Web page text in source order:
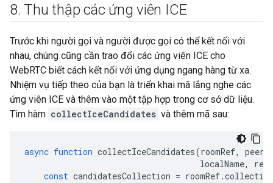
8. Thu thập các ứng viên ICE
Trước khi người gọi và người được gọi có thể kết nối với
nhau, chúng cũng cần trao đổi các ứng viên ICE cho
WebRTC biết cách kết nối với ứng dụng ngang hàng từ xa.
Nhiệm vụ tiếp theo của bạn là triển khai mã lắng nghe các
ứng viên ICE và thêm vào một tập hợp trong cơ sở dữ liệu.
Tìm hàm collectIceCandidates và thêm mã sau:
async function collectIceCandidates(roomRef,
localName,
const candidatesCollection = roomRef.collection